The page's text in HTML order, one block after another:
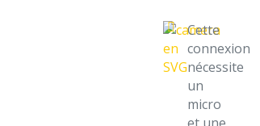
Cette
connexion
nécessite
un
micro